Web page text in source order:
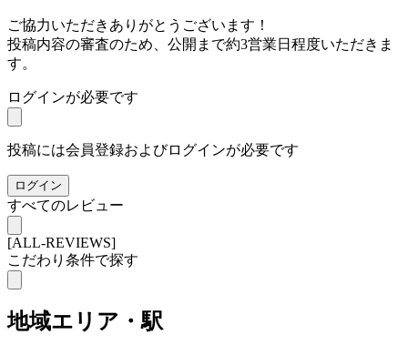
ご協力いただきありがとうございます！
投稿内容の審査のため、公開まで約3営業日程度いただきま
す。
ログインが必要です
投稿には会員登録およびログインが必要です
ログイン
すべてのレビュー
[ALL-REVIEWS]
こだわり条件で探す
地域エリア・駅